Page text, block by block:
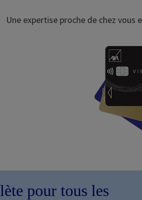
Une expertise proche de chez
pour tous les